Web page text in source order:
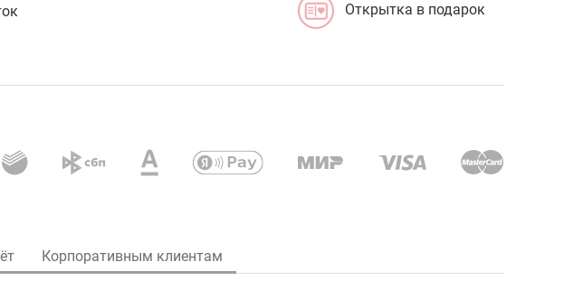
Открытка в подарок
Корпоративным клиентам